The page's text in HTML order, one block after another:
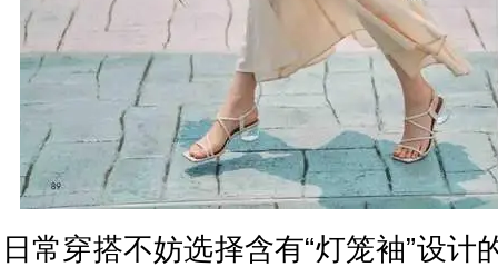
日常穿搭不妨选择含有“灯笼袖”设计